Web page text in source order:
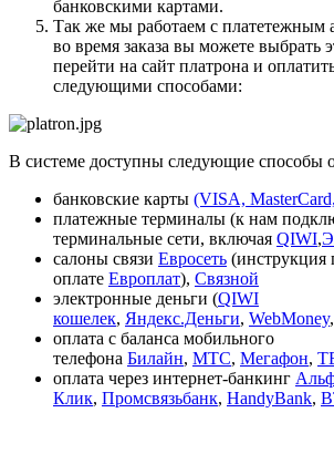
банковскими картами.
Так же мы работаем с платетежным
во время заказа вы можете выбрать
перейти на сайт платрона и
следующими способами:
В системе доступны следующие способы
банковские карты (VISA,
платежные терминалы (к нам
терминальные сети, включая QIWI,
салоны связи Евросеть (инструкция
оплате Европлат), Связной
электронные деньги (QIWI
кошелек, Яндекс.Деньги, WebMoney,
оплата с баланса мобильного
телефона Билайн, МТС, Мегафон,
оплата через интернет-банкинг
Клик, Промсвязьбанк, HandyBank,